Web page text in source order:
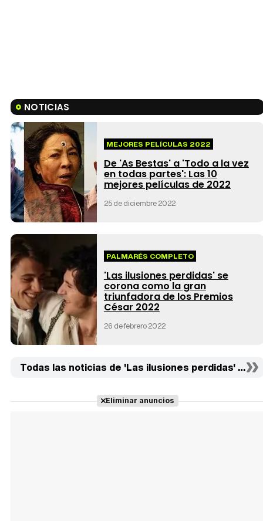
NOTICIAS
MEJORES PELÍCULAS 2022
De 'As Bestas' a 'Todo a la vez
en todas partes': Las 10
mejores películas de 2022
25 de diciembre 2022
PALMARÉS COMPLETO
'Las ilusiones perdidas' se
corona como la gran
triunfadora de los Premios
César 2022
26 de febrero 2022
Todas las noticias de 'Las ilusiones perdidas' (2)
Eliminar anuncios